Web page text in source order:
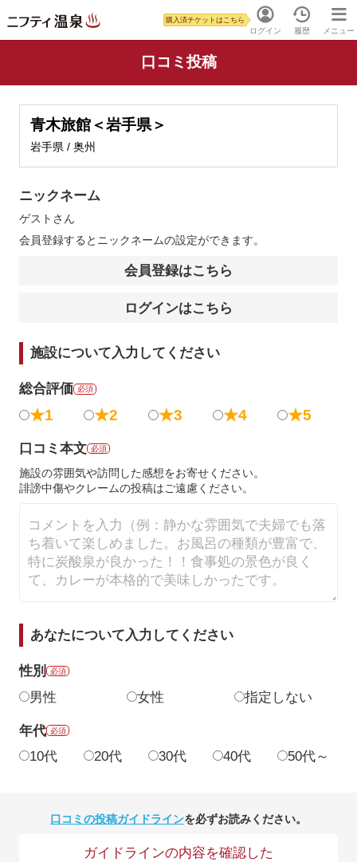
ログイン
購入済チケットはこちら
履歴 メニュー
口コミ投稿
青木旅館＜岩手県＞
岩手県 / 奥州
ニックネーム
ゲスト さん
会員登録するとニックネームの設定ができます。
会員登録はこちら
ログインはこちら
施設について入力してください
総合評価 必須
★1 ★2 ★3 ★4 ★5
口コミ本文 必須
施設の雰囲気や訪問した感想をお寄せください。
誹謗中傷やクレームの投稿はご遠慮ください。
あなたについて入力してください
性別 必須
男性 女性 指定しない
年代 必須
10代 20代 30代 40代 50代～
口コミの投稿ガイドラインを必ずお読みください。
ガイドラインの内容を確認した